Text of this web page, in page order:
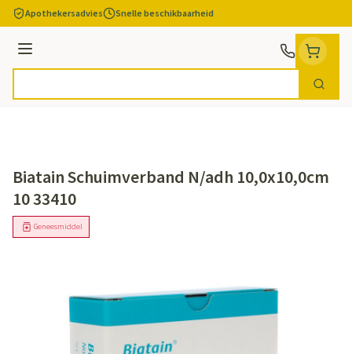
Ga naar de inhoud
Apothekersadvies Snelle beschikbaarheid
Menu
Zoek
Biatain Schuimverband N/adh 10,0x10,0cm
10 33410
Geneesmiddel